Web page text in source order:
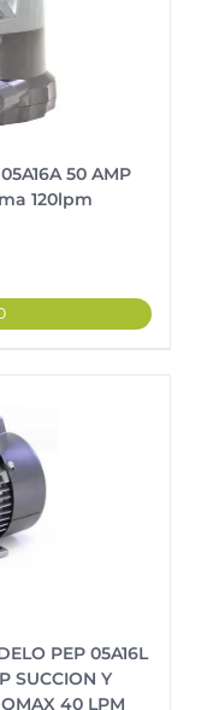
50 AMP
120lpm
PEP 05A16L
SUCCION Y
40 LPM